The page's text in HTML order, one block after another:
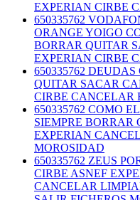
EXPERIAN CIRBE
650335762
ORANGE YOIGO
BORRAR QUITAR
EXPERIAN CIRBE
650335762
QUITAR SACAR
CIRBE CANCELAR
650335762 COMO
SIEMPRE BORRAR
EXPERIAN
MOROSIDAD
650335762 ZEUS
CIRBE ASNEF
CANCELAR